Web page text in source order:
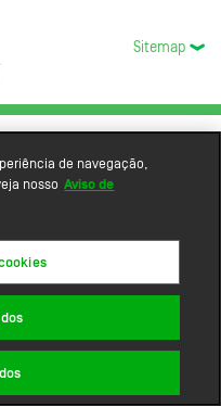
Sitemap
de navegação,
nosso Aviso de